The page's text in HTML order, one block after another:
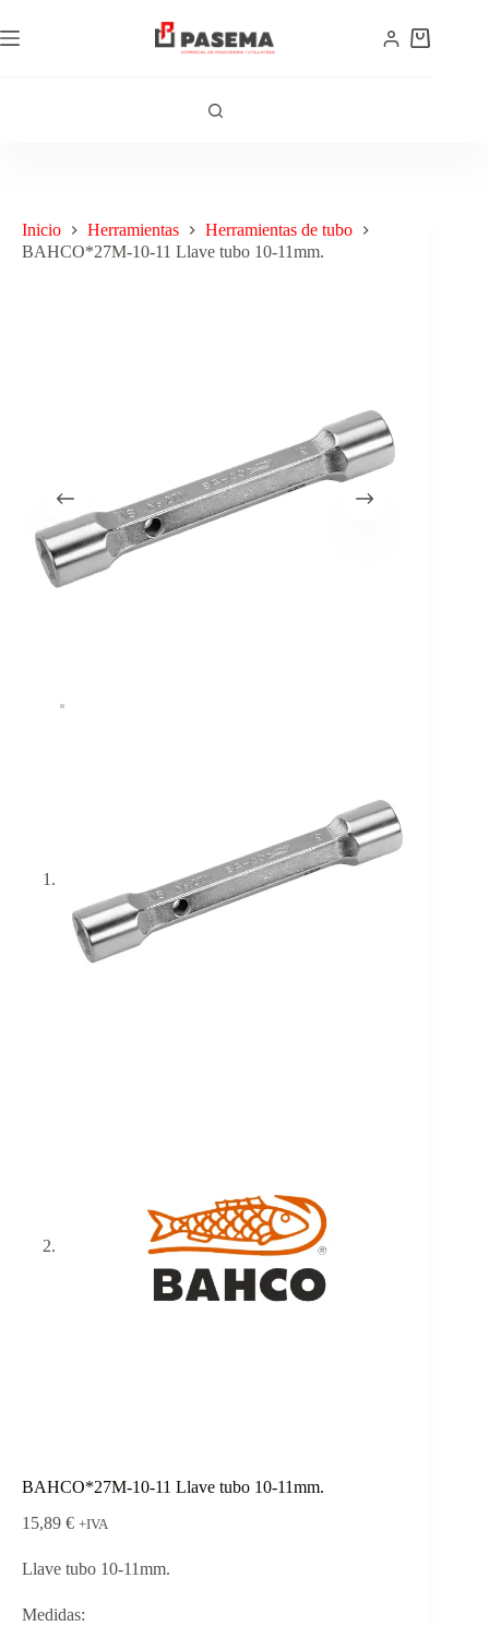
Inicio Herramientas
Herramientas de tubo
BAHCO*27M-10-11 Llave tubo 10-11mm.
BAHCO*27M-10-11 Llave tubo 10-11mm.
15,89 € +IVA
Llave tubo 10-11mm.
Medidas: